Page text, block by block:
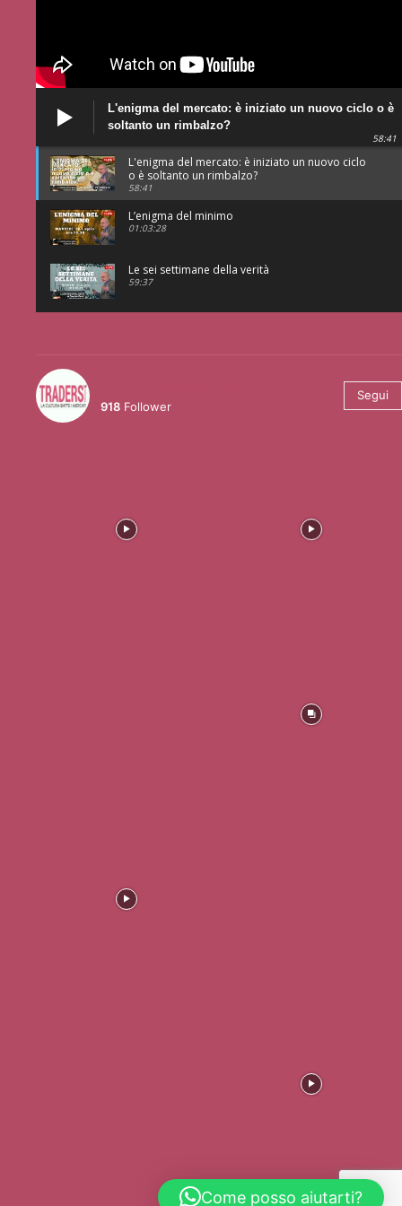
L'enigma del mercato: è iniziato un nuovo ciclo o è
soltanto un rimbalzo?
58:41
L'enigma del mercato: è iniziato un nuovo ciclo
o è soltanto un rimbalzo?
58:41
L’enigma del minimo
01:03:28
Le sei settimane della verità
59:37
918 Follower
Segui
Come posso aiutarti?